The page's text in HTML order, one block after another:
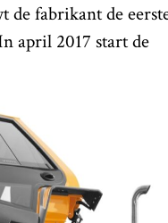
de fabrikant de
april 2017 start de